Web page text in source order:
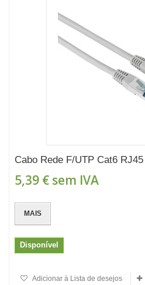
Cabo Rede F/UTP Cat6
5,39 € sem IVA
MAIS
Disponível
Adicionar à Lista de desejos